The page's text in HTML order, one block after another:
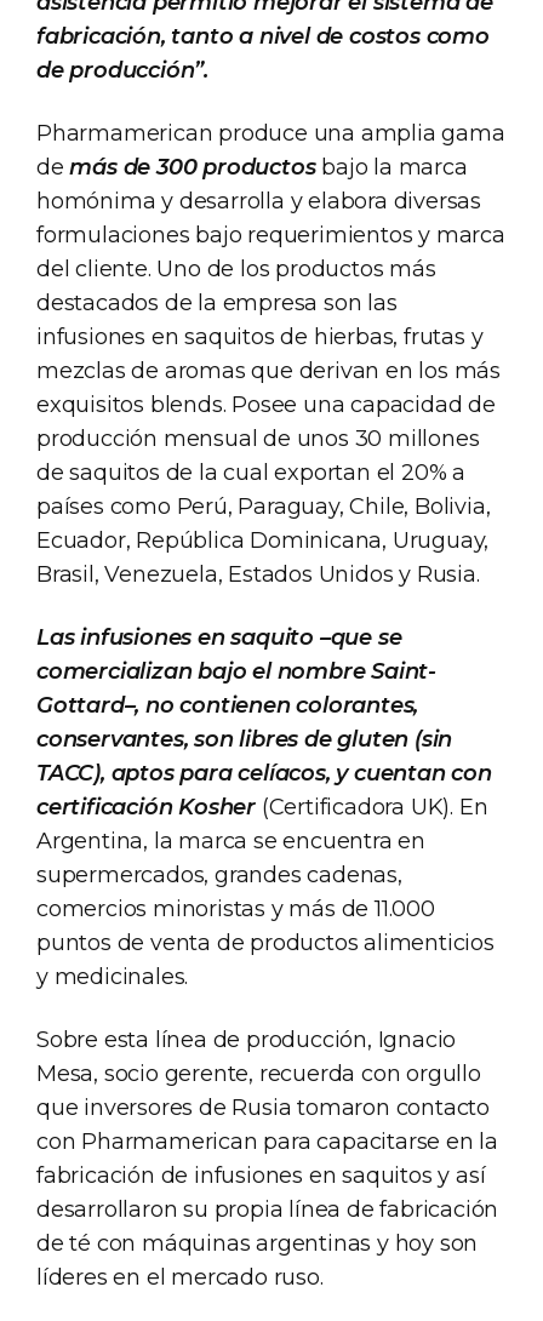
fabricación, tanto a nivel de costos como
de producción”.
Pharmamerican produce una amplia gama
demás de 300 productosbajo la marca
homónima y desarrolla y elabora diversas
formulaciones bajo requerimientos y marca
del cliente. Uno de los productos más
destacados de la empresa son las
infusiones en saquitos de hierbas, frutas y
mezclas de aromas que derivan en los más
exquisitos blends. Posee una capacidad de
producción mensual de unos 30 millones
de saquitos de la cual exportan el 20% a
países como Perú, Paraguay, Chile, Bolivia,
Ecuador, República Dominicana, Uruguay,
Brasil, Venezuela, Estados Unidos y Rusia.
Las infusiones en saquito –que se
comercializan bajo el nombre Saint-
Gottard–, no contienen colorantes,
conservantes, son libres de gluten (sin
TACC), aptos para celíacos, y cuentan con
certificación Kosher (Certificadora UK). En
Argentina, la marca se encuentra en
supermercados, grandes cadenas,
comercios minoristas y más de 11.000
puntos de venta de productos alimenticios
y medicinales.
Sobre esta línea de producción, Ignacio
Mesa, socio gerente, recuerda con orgullo
que inversores de Rusia tomaron contacto
con Pharmamerican para capacitarse en la
fabricación de infusiones en saquitos y así
desarrollaron su propia línea de fabricación
de té con máquinas argentinas y hoy son
líderes en el mercado ruso.